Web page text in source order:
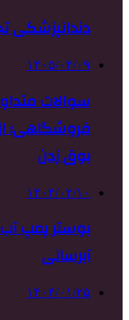
دندانپزشکی
۱۴۰۵/۰۴/۰۹
سوالات
فروشگاهی؛
بوق زدن
۱۴۰۴/۰۲/۱۰
بوستر پمپ
آبرسانی
۱۴۰۴/۰۱/۲۵